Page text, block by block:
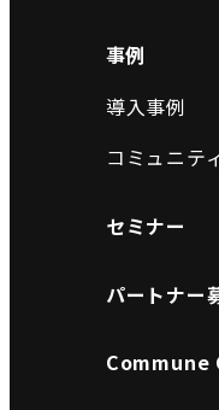
事例
導入事例
コミュニテ
セミナー
パートナー